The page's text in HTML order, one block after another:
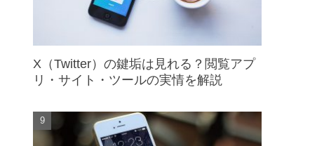
X（Twitter）の鍵垢は見れる？閲覧アプ
リ・サイト・ツールの実情を解説